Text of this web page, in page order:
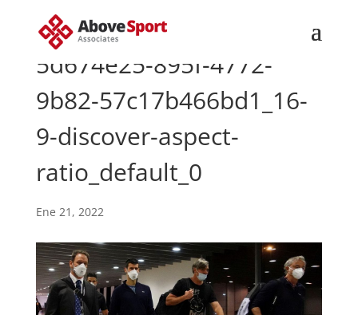
5d674e25-895f-4772-
9b82-57c17b466bd1_16-
9-discover-aspect-
ratio_default_0
Ene 21, 2022